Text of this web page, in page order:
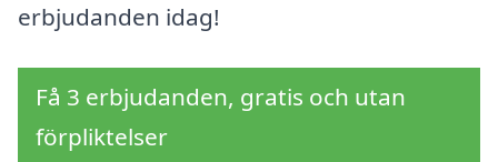
erbjudanden idag!
Få 3 erbjudanden, gratis och utan
förpliktelser